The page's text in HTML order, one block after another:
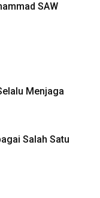
SAW
Menjaga
Salah Satu